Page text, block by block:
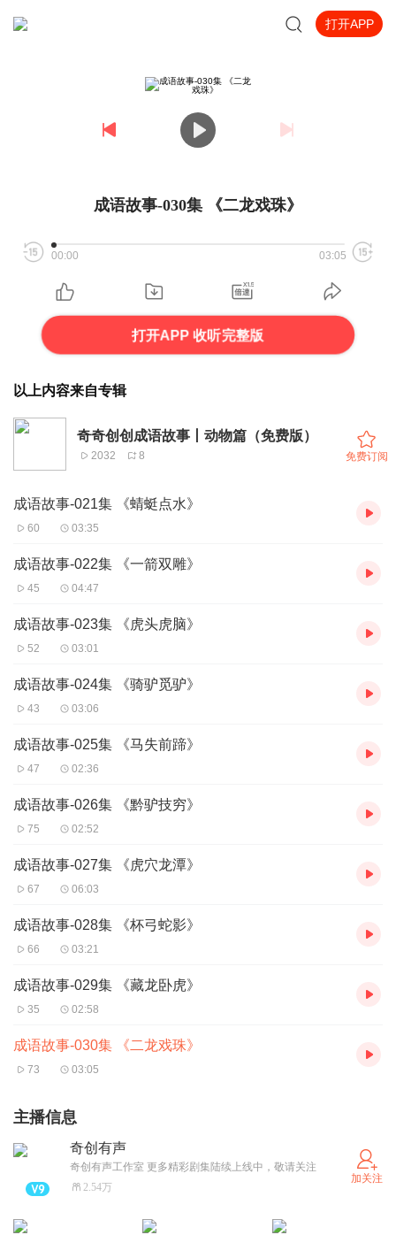
打开APP
成语故事-030集 《二龙戏珠》
00:00 03:05
打开APP 收听完整版
以上内容来自专辑
奇奇创创成语故事丨动物篇（免费版）
2032 8 免费订阅
成语故事-021集 《蜻蜓点水》
60 03:35
成语故事-022集 《一箭双雕》
45 04:47
成语故事-023集 《虎头虎脑》
52 03:01
成语故事-024集 《骑驴觅驴》
43 03:06
成语故事-025集 《马失前蹄》
47 02:36
成语故事-026集 《黔驴技穷》
75 02:52
成语故事-027集 《虎穴龙潭》
67 06:03
成语故事-028集 《杯弓蛇影》
66 03:21
成语故事-029集 《藏龙卧虎》
35 02:58
成语故事-030集 《二龙戏珠》
73 03:05
主播信息
奇创有声
奇创有声工作室 更多精彩剧集陆续上线中，敬请关注
2.54万
加关注